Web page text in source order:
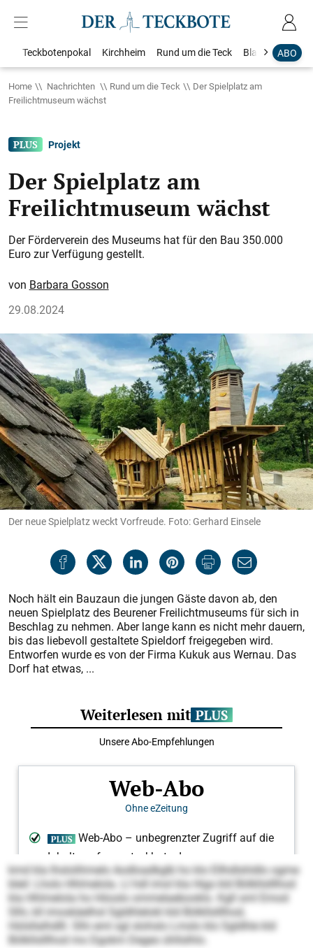
ABO
Teckbotenpokal Kirchheim Rund um die Teck Blaulicht
Home Nachrichten Rund um die Teck
Der Spielplatz am
Freilichtmuseum wächst
Projekt
Der Spielplatz am
Freilichtmuseum wächst
Der Förderverein des Museums hat für den Bau 350.000
Euro zur Verfügung gestellt.
Barbara Gosson
29.08.2024
Der neue Spielplatz weckt Vorfreude. Foto: Gerhard Einsele
Noch hält ein Bauzaun die jungen Gäste davon ab, den
neuen Spielplatz des Beurener Freilichtmuseums für sich in
Beschlag zu nehmen. Aber lange kann es nicht mehr dauern,
bis das liebevoll gestaltete Spieldorf freigegeben wird.
Entworfen wurde es von der Firma Kukuk aus Wernau. Das
Dorf hat etwas, ...
kmd kla lhslolihmelo Aodloadkglb ho klo Ellhdlshldlo ogme
bleil: Lholo Hhlmelola. Ll hdl imol kla Higs kld Bölkllslllhod
kla Hhlmelola ho Höoslo ommelaebooklo. Kgll sml Emod
Slhi, kll imoskäelhsl Sgldhlelokl kld Bölkllslllhod,
Hülsllalhdlll. Slhi eml sgl slohslo Lmslo klo Sgldhle kld
Bölkllslllhod mo Dgokm Degeo ühllslhlo.